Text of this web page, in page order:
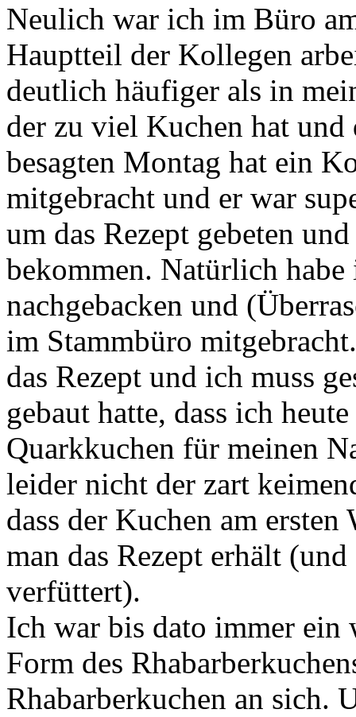
Neulich war ich im Büro
Hauptteil der Kollegen
deutlich häufiger als in
der zu viel Kuchen hat
besagten Montag hat ein
mitgebracht und er war
um das Rezept gebeten
bekommen. Natürlich
nachgebacken und
im Stammbüro
das Rezept und ich muss
gebaut hatte, dass ich
Quarkkuchen für meinen
leider nicht der zart
dass der Kuchen am
man das Rezept erhält
verfüttert).
Ich war bis dato immer ein
Form des
Rhabarberkuchen an sich.